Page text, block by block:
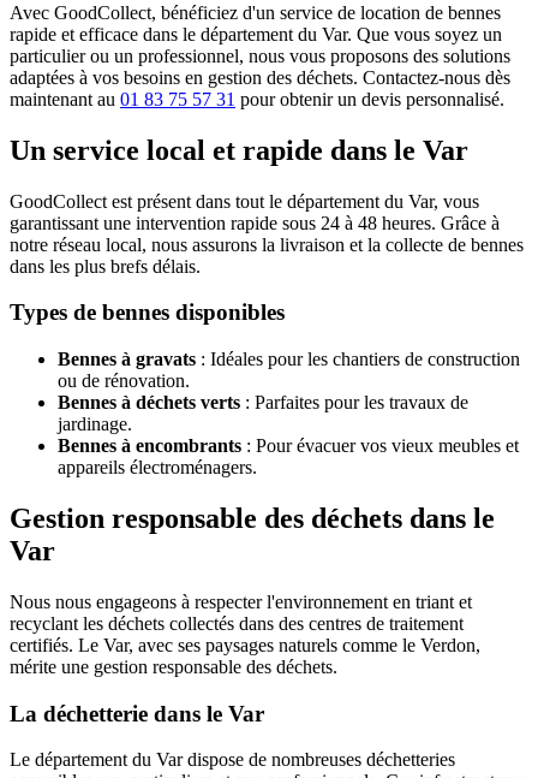
Avec GoodCollect, bénéficiez d'un service de location de bennes
rapide et efficace dans le département du Var. Que vous soyez un
particulier ou un professionnel, nous vous proposons des solutions
adaptées à vos besoins en gestion des déchets. Contactez-nous dès
maintenant au 01 83 75 57 31 pour obtenir un devis personnalisé.
Un service local et rapide dans le Var
GoodCollect est présent dans tout le département du Var, vous
garantissant une intervention rapide sous 24 à 48 heures. Grâce à
notre réseau local, nous assurons la livraison et la collecte de bennes
dans les plus brefs délais.
Types de bennes disponibles
Bennes à gravats : Idéales pour les chantiers de construction
ou de rénovation.
Bennes à déchets verts : Parfaites pour les travaux de
jardinage.
Bennes à encombrants : Pour évacuer vos vieux meubles et
appareils électroménagers.
Gestion responsable des déchets dans le
Var
Nous nous engageons à respecter l'environnement en triant et
recyclant les déchets collectés dans des centres de traitement
certifiés. Le Var, avec ses paysages naturels comme le Verdon,
mérite une gestion responsable des déchets.
La déchetterie dans le Var
Le département du Var dispose de nombreuses déchetteries